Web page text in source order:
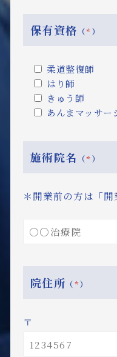
保有資格 （*）
柔道整復師
はり師
きゅう師
あんまマッサー
施術院名 （*）
＊開業前の方は「
院住所 （*）
〒